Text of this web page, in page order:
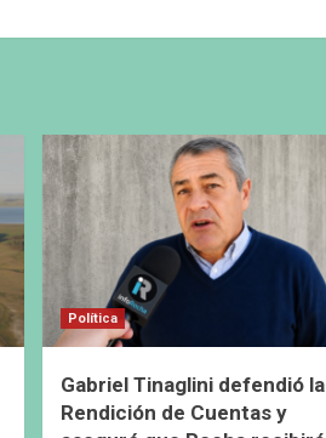
Política
Gabriel Tinaglini defendió la
Rendición de Cuentas y